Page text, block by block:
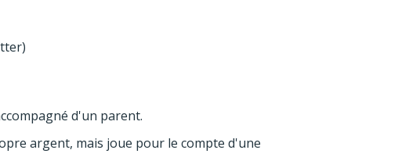
d'un parent.
argent, mais joue pour le compte d'une